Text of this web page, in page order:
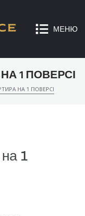
МЕНЮ
1 ПОВЕРСІ
НА 1 ПОВЕРСІ
1